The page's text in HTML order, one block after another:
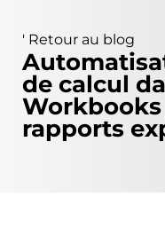
' Retour au blog
de calcul
rapports